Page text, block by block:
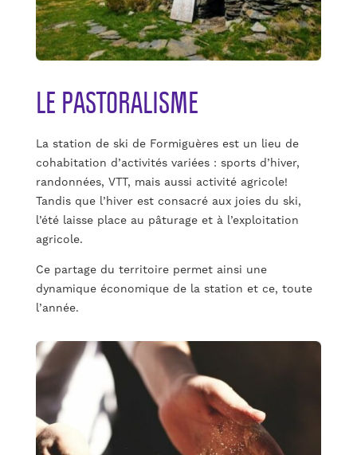
LE PASTORALISME
La station de ski de Formiguères est un lieu de
cohabitation d’activités variées : sports d’hiver,
randonnées, VTT, mais aussi activité agricole!
Tandis que l’hiver est consacré aux joies du ski,
l’été laisse place au pâturage et à l’exploitation
agricole.
Ce partage du territoire permet ainsi une
dynamique économique de la station et ce, toute
l’année.